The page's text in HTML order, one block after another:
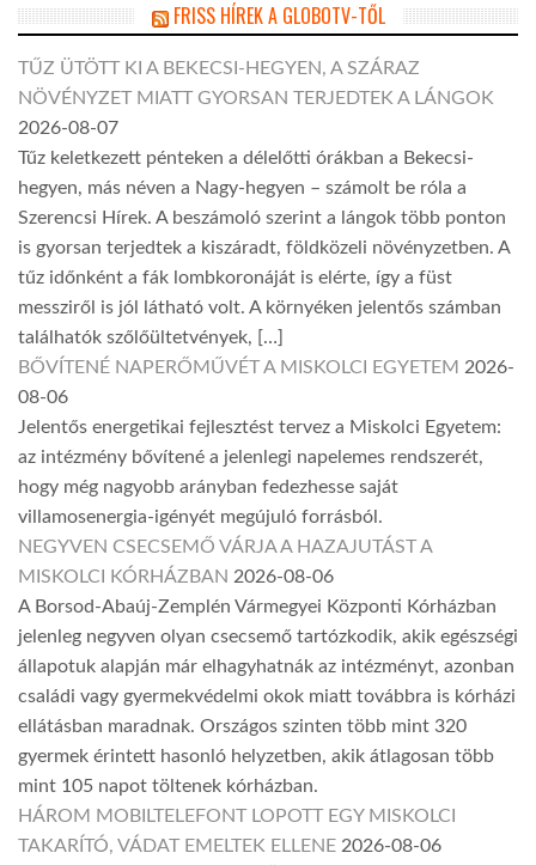
FRISS HÍREK A GLOBOTV-TŐL
TŰZ ÜTÖTT KI A BEKECSI-HEGYEN, A SZÁRAZ
NÖVÉNYZET MIATT GYORSAN TERJEDTEK A LÁNGOK
2026-08-07
Tűz keletkezett pénteken a délelőtti órákban a Bekecsi-
hegyen, más néven a Nagy-hegyen – számolt be róla a
Szerencsi Hírek. A beszámoló szerint a lángok több ponton
is gyorsan terjedtek a kiszáradt, földközeli növényzetben. A
tűz időnként a fák lombkoronáját is elérte, így a füst
messziről is jól látható volt. A környéken jelentős számban
találhatók szőlőültetvények, […]
BŐVÍTENÉ NAPERŐMŰVÉT A MISKOLCI EGYETEM 2026-
08-06
Jelentős energetikai fejlesztést tervez a Miskolci Egyetem:
az intézmény bővítené a jelenlegi napelemes rendszerét,
hogy még nagyobb arányban fedezhesse saját
villamosenergia-igényét megújuló forrásból.
NEGYVEN CSECSEMŐ VÁRJA A HAZAJUTÁST A
MISKOLCI KÓRHÁZBAN 2026-08-06
A Borsod-Abaúj-Zemplén Vármegyei Központi Kórházban
jelenleg negyven olyan csecsemő tartózkodik, akik egészségi
állapotuk alapján már elhagyhatnák az intézményt, azonban
családi vagy gyermekvédelmi okok miatt továbbra is kórházi
ellátásban maradnak. Országos szinten több mint 320
gyermek érintett hasonló helyzetben, akik átlagosan több
mint 105 napot töltenek kórházban.
HÁROM MOBILTELEFONT LOPOTT EGY MISKOLCI
TAKARÍTÓ, VÁDAT EMELTEK ELLENE 2026-08-06